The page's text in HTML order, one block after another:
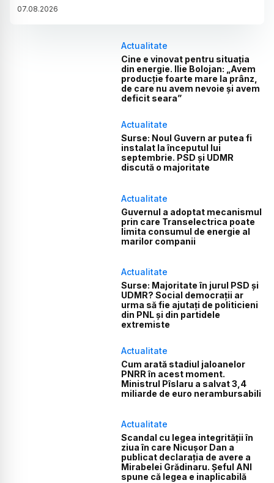
07.08.2026
Actualitate
Cine e vinovat pentru situația
din energie. Ilie Bolojan: „Avem
producție foarte mare la prânz,
de care nu avem nevoie și avem
deficit seara”
Actualitate
Surse: Noul Guvern ar putea fi
instalat la începutul lui
septembrie. PSD și UDMR
discută o majoritate
Actualitate
Guvernul a adoptat mecanismul
prin care Transelectrica poate
limita consumul de energie al
marilor companii
Actualitate
Surse: Majoritate în jurul PSD și
UDMR? Social democrații ar
urma să fie ajutați de politicieni
din PNL și din partidele
extremiste
Actualitate
Cum arată stadiul jaloanelor
PNRR în acest moment.
Ministrul Pîslaru a salvat 3,4
miliarde de euro nerambursabili
Actualitate
Scandal cu legea integrității în
ziua în care Nicușor Dan a
publicat declarația de avere a
Mirabelei Grădinaru. Șeful ANI
spune că legea e inaplicabilă